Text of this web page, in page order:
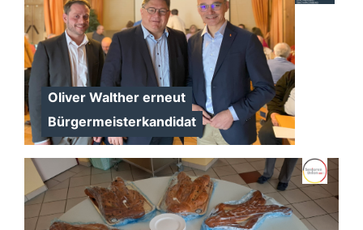
Oliver Walther erneut
Bürgermeisterkandidat